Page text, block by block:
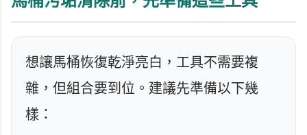
想讓馬桶恢復乾淨亮白，工具不需要複
雜，但組合要到位。建議先準備以下幾
樣：